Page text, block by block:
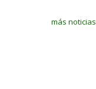
más noticias